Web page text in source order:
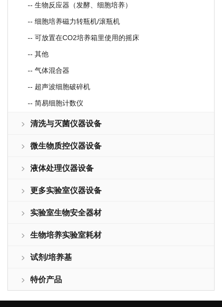
-- 生物反应器（发酵、细胞培养）
-- 细胞培养磁力转瓶机/滚瓶机
-- 可放置在CO2培养箱里使用的摇床
-- 其他
-- 气体混合器
-- 超声波细胞破碎机
-- 简易细胞计数仪
清洗与灭菌仪器设备
微生物质控仪器设备
液体处理仪器设备
更多实验室仪器设备
实验室生物安全器材
生物培养实验室耗材
试剂/培养基
特价产品